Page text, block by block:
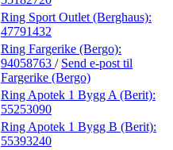
Ring Sport Outlet (Berghaus):
47791432
Ring Fargerike (Bergo):
94058763 / Send e-post til
Fargerike (Bergo)
Ring Apotek 1 Bygg A (Berit):
55253090
Ring Apotek 1 Bygg B (Berit):
55393240